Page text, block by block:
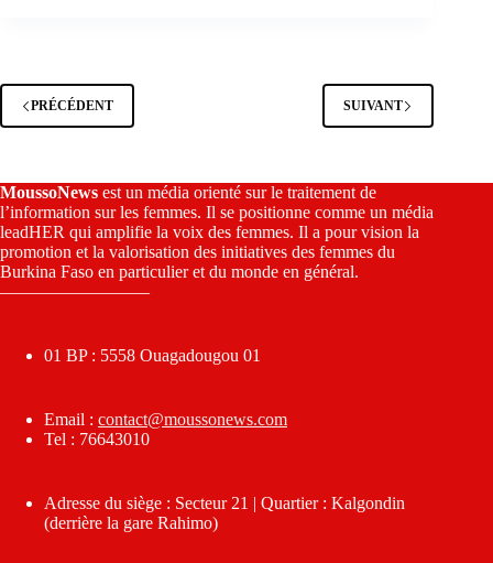
PRÉCÉDENT SUIVANT
MoussoNews est un média orienté sur le traitement de
l’information sur les femmes. Il se positionne comme un média
leadHER qui amplifie la voix des femmes. Il a pour vision la
promotion et la valorisation des initiatives des femmes du
Burkina Faso en particulier et du monde en général.
————————–
01 BP : 5558 Ouagadougou 01
Email : contact@moussonews.com
Tel : 76643010
Adresse du siège : Secteur 21 | Quartier : Kalgondin
(derrière la gare Rahimo)